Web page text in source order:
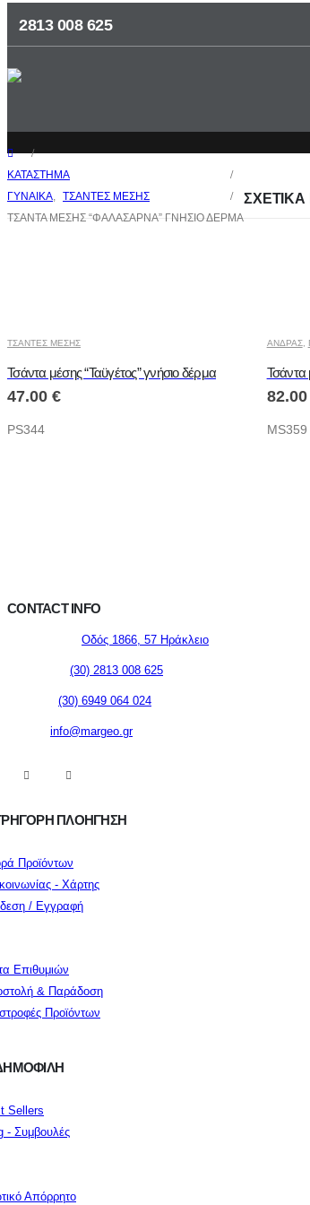
2813 008 625
ΚΑΤΆΣΤΗΜΑ
ΓΥΝΑΙΚΑ, ΤΣΑΝΤΕΣ ΜΕΣΗΣ
ΤΣΆΝΤΑ ΜΈΣΗΣ “ΦΑΛΆΣΑΡΝΑ” ΓΝΉΣΙΟ ΔΈΡΜΑ
ΤΣΑΝΤΕΣ ΜΕΣΗΣ
Τσάντα μέσης “Ταϋγέτος” γνήσιο δέρμα
47.00 €
PS344
ΑΝΔΡΑΣ,
Τσάντα
82.00
MS359
CONTACT INFO
Οδός 1866, 57 Ηράκλειο
(30) 2813 008 625
(30) 6949 064 024
info@margeo.gr
ΠΛΟΗΓΗΣΗ
Προϊόντων
- Χάρτης
/ Εγγραφή
Επιθυμιών
& Παράδοση
Προϊόντων
Sellers
- Συμβουλές
Απόρρητο